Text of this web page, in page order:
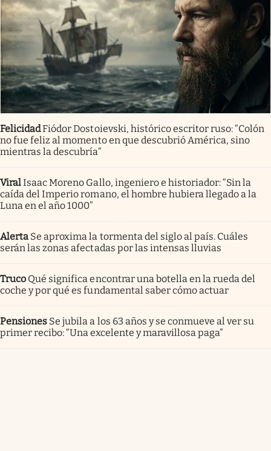
FelicidadFiódor Dostoievski, histórico escritor ruso: “Colón
no fue feliz al momento en que descubrió América, sino
mientras la descubría”
ViralIsaac Moreno Gallo, ingeniero e historiador: “Sin la
caída del Imperio romano, el hombre hubiera llegado a la
Luna en el año 1000”
Alerta Se aproxima la tormenta del siglo al país. Cuáles
serán las zonas afectadas por las intensas lluvias
Truco Qué significa encontrar una botella en la rueda del
coche y por qué es fundamental saber cómo actuar
Pensiones Se jubila a los 63 años y se conmueve al ver su
primer recibo: “Una excelente y maravillosa paga”